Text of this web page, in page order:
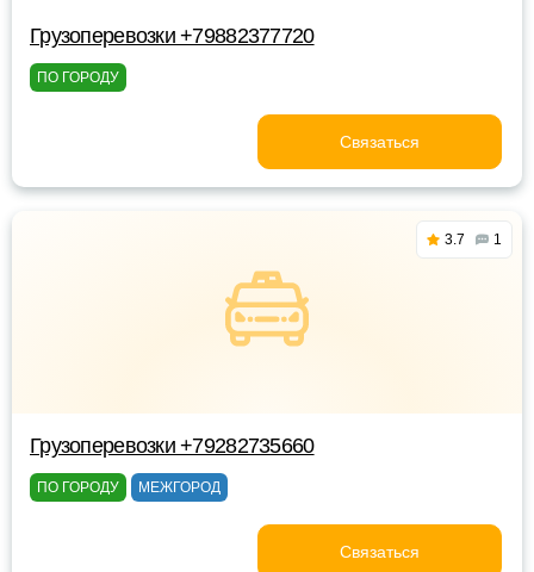
Грузоперевозки +79882377720
ПО ГОРОДУ
Связаться
3.7 1
Грузоперевозки +79282735660
ПО ГОРОДУ МЕЖГОРОД
Связаться